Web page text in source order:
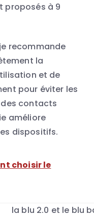
proposés à 9
recommande
la
et de
pour éviter les
contacts
améliore
dispositifs.
choisir le